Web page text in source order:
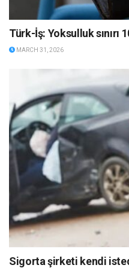
Türk-İş: Yoksulluk sınırı
MARCH 31, 2026
Sigorta şirketi kendi